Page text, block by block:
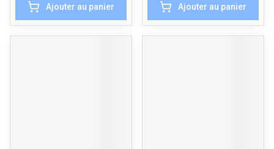
Ajouter au panier Ajouter au panier